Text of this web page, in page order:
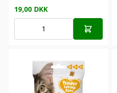
19,00 DKK